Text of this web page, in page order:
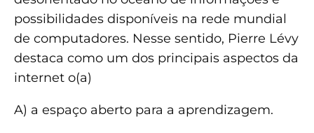
possibilidades disponíveis na rede mundial
de computadores. Nesse sentido, Pierre Lévy
destaca como um dos principais aspectos da
internet o(a)
A) a espaço aberto para a aprendizagem.